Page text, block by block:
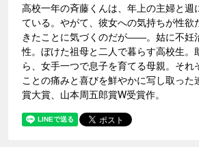
高校一年の斉藤くんは、年上の主婦と週
ている。やがて、彼女への気持ちが性欲
きたことに気づくのだが――。姑に不妊
性。ぼけた祖母と二人で暮らす高校生。
ら、女手一つで息子を育てる母親。それ
ことの痛みと喜びを鮮やかに写し取った
賞大賞、山本周五郎賞W受賞作。